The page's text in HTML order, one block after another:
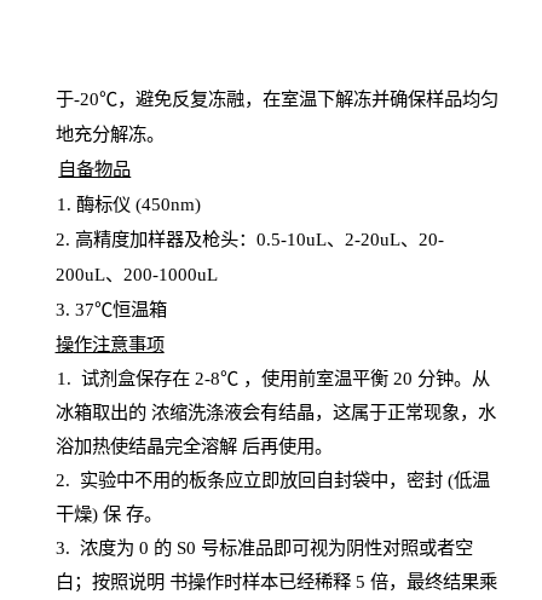
于-20℃，避免反复冻融，在室温下解冻并确保样品均匀
地充分解冻。
自备物品
1 . 酶标仪 (450nm)
2. 高精度加样器及枪头： 0.5-10uL、 2-20uL、 20-
200uL、 200-1000uL
3. 37℃恒温箱
操作注意事项
1. 试剂盒保存在 2-8℃ ，使用前室温平衡 20 分钟。从
冰箱取出的 浓缩洗涤液会有结晶，这属于正常现象，水
浴加热使结晶完全溶解 后再使用。
2. 实验中不用的板条应立即放回自封袋中，密封(低温
干燥) 保 存。
3. 浓度为 0 的 S0 号标准品即可视为阴性对照或者空
白；按照说明 书操作时样本已经稀释5 倍，最终结果乘